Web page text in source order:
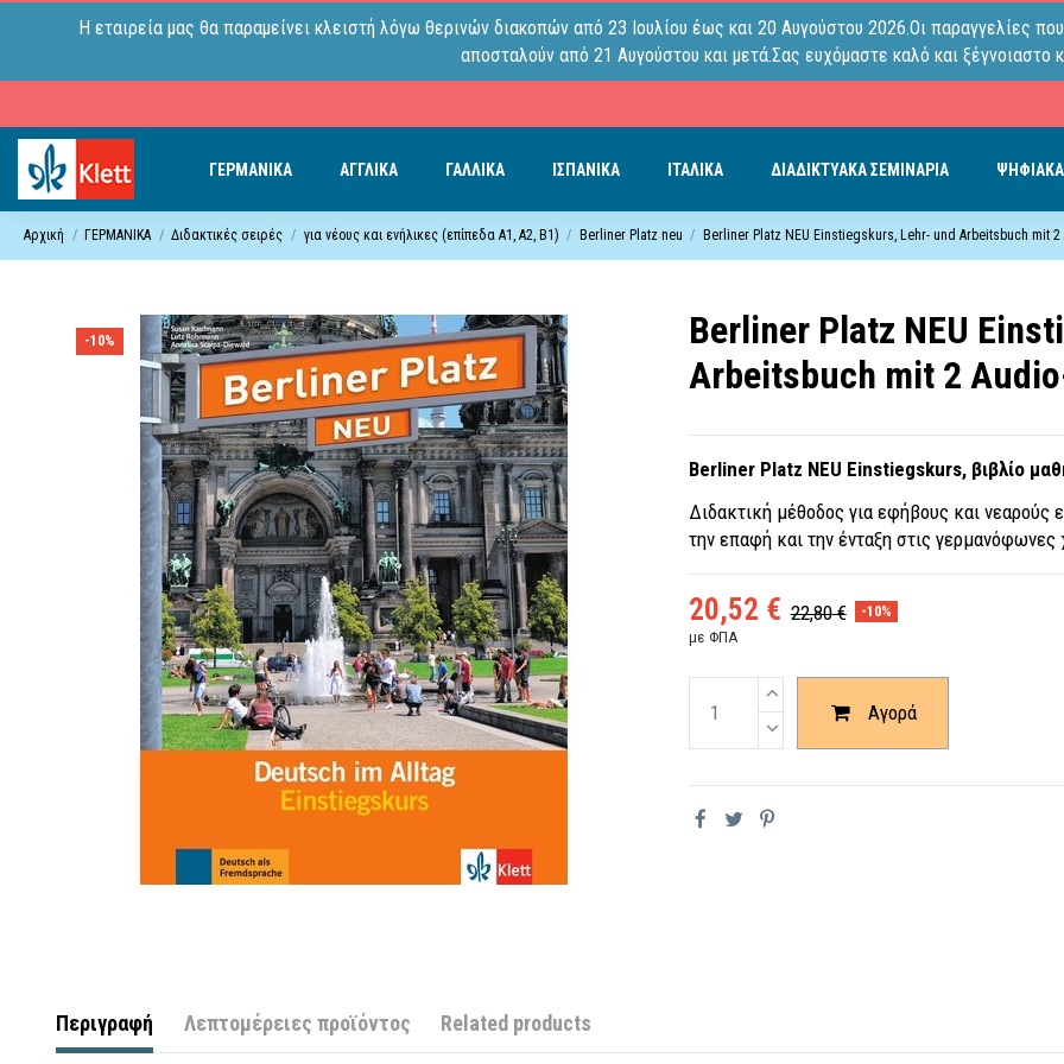
Η εταιρεία μας θα παραμείνει κλειστή λόγω θερινών διακοπών από 23 Ιουλίου έως και 20 Αυγούστου 2026.Οι παραγγελίες
αποσταλούν από 21 Αυγούστου και μετά.Σας ευχόμαστε καλό και ξέγνοιαστο
ΓΕΡΜΑΝΙΚΑ ΑΓΓΛΙΚΑ ΓΑΛΛΙΚΑ ΙΣΠΑΝΙΚΑ ΙΤΑΛΙΚΑ ΔΙΑΔΙΚΤΥΑΚΑ ΣΕΜΙΝΑΡΙΑ ΨΗΦΙΑΚΑ
Αρχική ΓΕΡΜΑΝΙΚΑ Διδακτικές σειρές για νέους και ενήλικες (επίπεδα A1, Α2, B1) Berliner Platz neu Berliner Platz NEU Einstiegskurs, Lehr- und Arbeitsbuch mit 2
-10%
Berliner Platz NEU
Arbeitsbuch mit 2
Berliner Platz NEU Einstiegskurs, βιβλίο
Διδακτική μέθοδος για εφήβους και νεαρούς
την επαφή και την ένταξη στις
20,52 € 22,80 € -10%
με ΦΠΑ
Αγορά
Περιγραφή Λεπτομέρειες προϊόντος Related products